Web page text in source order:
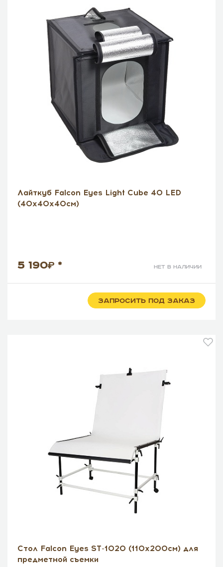
Лайткуб Falcon Eyes Light Cube 40 LED
(40х40х40см)
5 190 * нет в наличии
ЗАПРОСИТЬ ПОД ЗАКАЗ
Стол Falcon Eyes ST-1020 (110х200см) для
предметной съемки